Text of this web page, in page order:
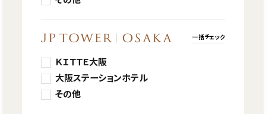
一括チェック
ＫＩＴＴＥ大阪
大阪ステーションホテル
その他